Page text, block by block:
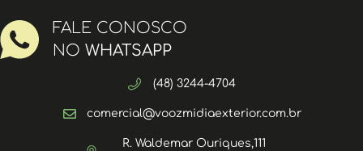
FALE CONOSCO
NO WHATSAPP
(48) 3244-4704
comercial@voozmidiaexterior.com.br
R. Waldemar Ouriques,111